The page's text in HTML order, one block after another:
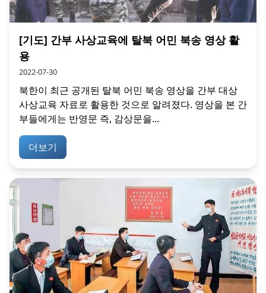
[기도] 간부 사상교육에 탈북 어민 북송 영상 활
용
2022-07-30
북한이 최근 공개된 탈북 어민 북송 영상을 간부 대상
사상교육 자료로 활용한 것으로 알려졌다. 영상을 본 간
부들에게는 반영문 즉, 감상문을...
더보기